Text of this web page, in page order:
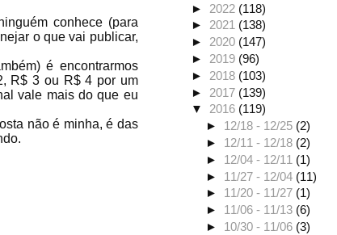
conhece (para
o que vai publicar,
é encontrarmos
R$ 3 ou R$ 4 por um
vale mais do que eu
não é minha, é das
► 2022 (118)
►2021 (138)
► 2020 (147)
► 2019 (96)
► 2018 (103)
► 2017 (139)
▼2016 (119)
► 12/18 - 12/25 (2)
► 12/11 - 12/18 (2)
► 12/04 - 12/11 (1)
► 11/27 - 12/04 (11)
► 11/20 - 11/27 (1)
► 11/06 - 11/13 (6)
► 10/30 - 11/06 (3)